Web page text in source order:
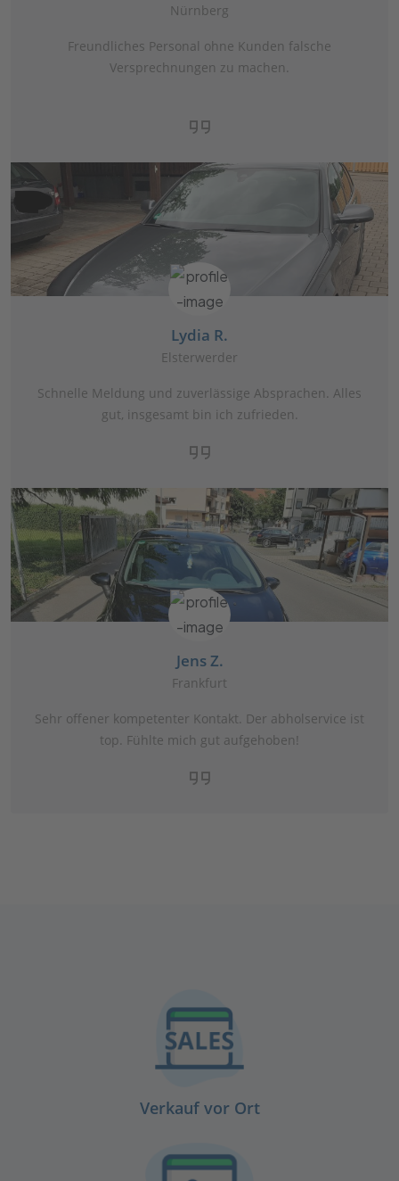
Nürnberg
Freundliches Personal ohne Kunden falsche
Versprechnungen zu machen.
Lydia R.
Elsterwerder
Schnelle Meldung und zuverlässige Absprachen. Alles
gut, insgesamt bin ich zufrieden.
Jens Z.
Frankfurt
Sehr offener kompetenter Kontakt. Der abholservice ist
top. Fühlte mich gut aufgehoben!
Verkauf vor Ort